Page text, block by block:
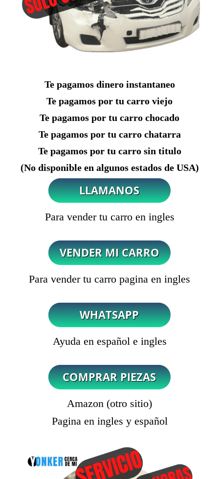
Te pagamos dinero instantaneo
Te pagamos por tu carro viejo
Te pagamos por tu carro chocado
Te pagamos por tu carro chatarra
Te pagamos por tu carro sin titulo
(No disponible en algunos estados de USA)
Para vender tu carro en ingles
Para vender tu carro pagina en ingles
Ayuda en español e ingles
Amazon (otro sitio)
Pagina en ingles y español